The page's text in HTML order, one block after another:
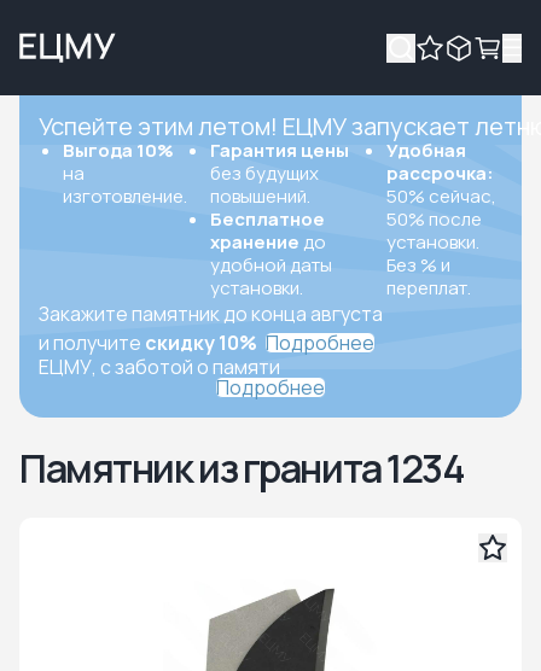
Успейте этим летом! ЕЦМУ запускает
Выгода 10%
на
изготовление.
Гарантия цены
без будущих
повышений.
Бесплатное
хранение до
удобной даты
установки.
Удобная
рассрочка:
50% сейчас,
50% после
установки.
Без % и
переплат.
Закажите памятник до конца августа
и получите скидку 10% Подробнее
ЕЦМУ, с заботой о памяти
Подробнее
Памятник из гранита 1234